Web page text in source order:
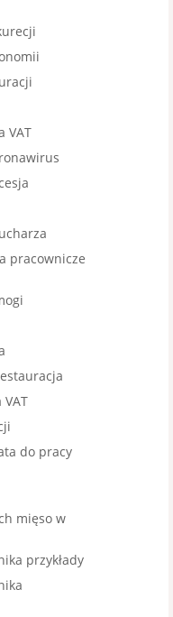
VAT
pracownicze
do pracy
mięso w
przykłady